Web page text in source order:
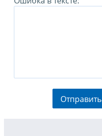
Отправить